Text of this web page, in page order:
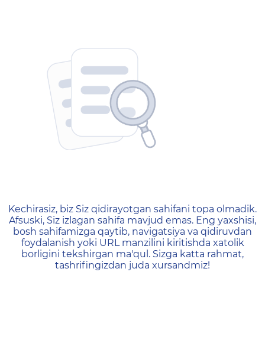
404 — Страница не
Kechirasiz, biz Siz qidirayotgan sahifani topa olmadik.
Afsuski, Siz izlagan sahifa mavjud emas. Eng yaxshisi,
bosh sahifamizga qaytib, navigatsiya va qidiruvdan
foydalanish yoki URL manzilini kiritishda xatolik
borligini tekshirgan ma'qul. Sizga katta rahmat,
tashrifingizdan juda xursandmiz!